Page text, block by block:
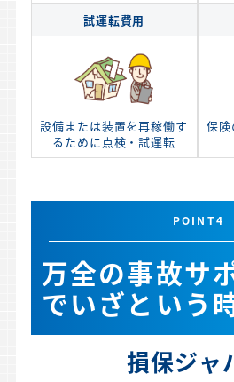
試運転費用
設備または装置を再稼働す
るために点検・試運転
保
POINT4
万全の事故サ
でいざという
損保ジャ